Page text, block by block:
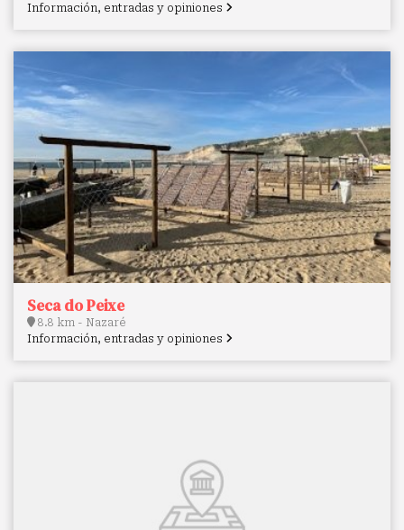
Información, entradas y opiniones
Seca do Peixe
8.8 km - Nazaré
Información, entradas y opiniones